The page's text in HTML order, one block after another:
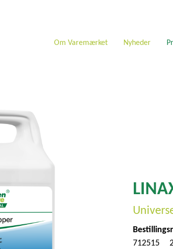
Om Varemærket Nyheder
712515